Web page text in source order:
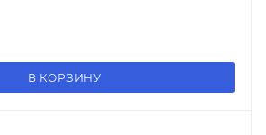
В КОРЗИНУ